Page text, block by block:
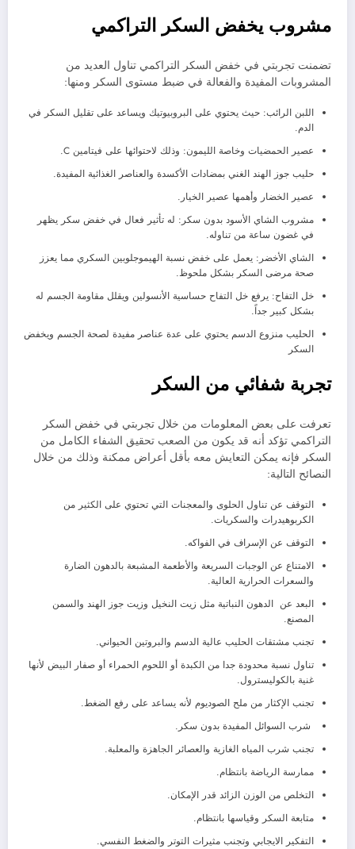
مشروب يخفض السكر التراكمي
تضمنت تجربتي في خفض السكر التراكمي تناول العديد من
المشروبات المفيدة والفعالة في ضبط مستوى السكر ومنها:
اللبن الرائب: حيث يحتوي على البروبيوتيك ويساعد على تقليل السكر في
الدم.
عصير الحمضيات وخاصة الليمون: وذلك لاحتوائها على فيتامين C.
حليب جوز الهند الغني بمضادات الأكسدة والعناصر الغذائية المفيدة.
عصير الخضار وأهمها عصير الخيار.
مشروب الشاي الأسود بدون سكر: له تأثير فعال في خفض سكر يظهر
في غضون ساعة من تناوله.
الشاي الأخضر: يعمل على خفض نسبة الهيموجلوبين السكري مما يعزز
صحة مرضى السكر بشكل ملحوظ.
خل التفاح: يرفع خل التفاح حساسية الأنسولين ويقلل مقاومة الجسم له
بشكل كبير جداً.
الحليب منزوع الدسم يحتوي على عدة عناصر مفيدة لصحة الجسم ويخفض
السكر
تجربة شفائي من السكر
تعرفت على بعض المعلومات من خلال تجربتي في خفض السكر
التراكمي تؤكد أنه قد يكون من الصعب تحقيق الشفاء الكامل من
السكر فإنه يمكن التعايش معه بأقل أعراض ممكنة وذلك من خلال
النصائح التالية:
التوقف عن تناول الحلوى والمعجنات التي تحتوي على الكثير من
الكربوهيدرات والسكريات.
التوقف عن الإسراف في الفواكه.
الامتناع عن الوجبات السريعة والأطعمة المشبعة بالدهون الضارة
والسعرات الحرارية العالية.
البعد عن الدهون النباتية مثل زيت النخيل وزيت جوز الهند والسمن
المصنع.
تجنب مشتقات الحليب عالية الدسم والبروتين الحيواني.
تناول نسبة محدودة جدا من الكبدة أو اللحوم الحمراء أو صفار البيض لأنها
غنية بالكوليسترول.
تجنب الإكثار من ملح الصوديوم لأنه يساعد على رفع الضغط.
شرب السوائل المفيدة بدون سكر.
تجنب شرب المياه الغازية والعصائر الجاهزة والمعلبة.
ممارسة الرياضة بانتظام.
التخلص من الوزن الزائد قدر الإمكان.
متابعة السكر وقياسها بانتظام.
التفكير الايجابي وتجنب مثيرات التوتر والضغط النفسي.